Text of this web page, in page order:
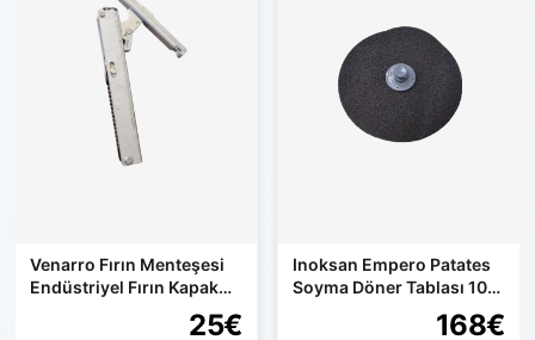
Venarro Fırın Menteşesi
Endüstriyel Fırın Kapak
Menteşesi Uyumlu Set25€
Inoksan Empero Patates
Soyma Döner Tablası 10
kg Makine Uyumlu168€